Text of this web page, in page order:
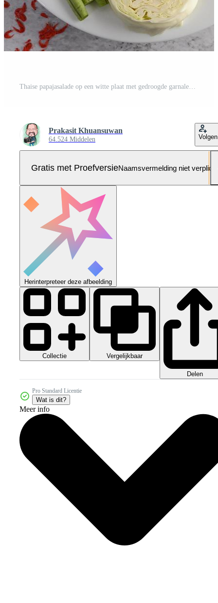
Thaise papajasalade op een witte plaat met gedroogde garnalen Pro Foto
Prakasit Khuansuwan
64.524 Middelen Volgen
Gratis met ProefversieNaamsvermelding niet verplicht
Herinterpreteer deze afbeelding
Collectie Vergelijkbaar
Delen
Pro Standard Licentie
Wat is dit?
Meer info